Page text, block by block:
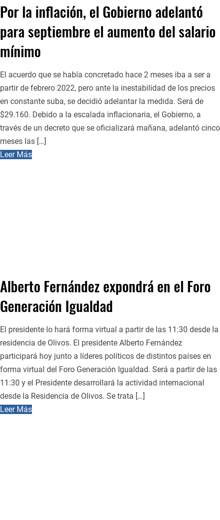
Por la inflación, el Gobierno adelantó
para septiembre el aumento del salario
mínimo
El acuerdo que se había concretado hace 2 meses iba a ser a
partir de febrero 2022, pero ante la inestabilidad de los precios
en constante suba, se decidió adelantar la medida. Será de
$29.160. Debido a la escalada inflacionaria, el Gobierno, a
través de un decreto que se oficializará mañana, adelantó cinco
meses las […]
Leer Más
Alberto Fernández expondrá en el Foro
Generación Igualdad
El presidente lo hará forma virtual a partir de las 11:30 desde la
residencia de Olivos. El presidente Alberto Fernández
participará hoy junto a líderes políticos de distintos países en
forma virtual del Foro Generación Igualdad. Será a partir de las
11:30 y el Presidente desarrollará la actividad internacional
desde la Residencia de Olivos. Se trata […]
Leer Más